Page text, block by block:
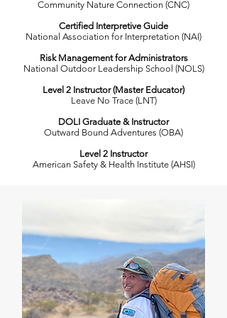
Community Nature Connection (CNC)
Certified Interpretive Guide
National Association for Interpretation (NAI)
Risk Management for Administrators
National Outdoor Leadership School (NOLS)
Level 2 Instructor (Master Educator)
Leave No Trace (LNT)
DOLI Graduate & Instructor
Outward Bound Adventures (OBA)
Level 2 Instructor
American Safety & Health Institute (AHSI)